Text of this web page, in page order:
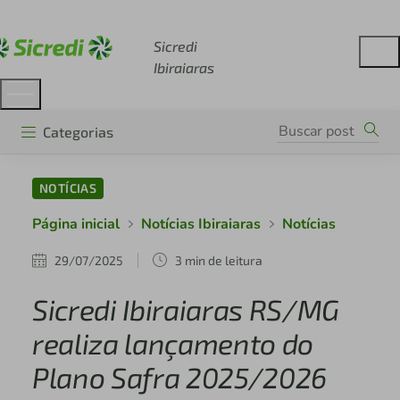
Sicredi
Ibiraiaras
Categorias
NOTÍCIAS
Página inicial Notícias Ibiraiaras Notícias
29/07/2025 3 min de leitura
Sicredi Ibiraiaras RS/MG
realiza lançamento do
Plano Safra 2025/2026